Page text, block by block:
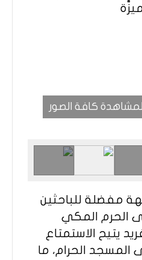
كافة الصور
مفضلة للباحثين
الحرم المكي
يتيح الاستمتاع
المسجد الحرام، ما